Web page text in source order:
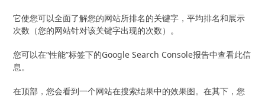
它使您可以全面了解您的网站所排名的关键字，平均排名和展示
次数（您的网站针对该关键字出现的次数）。
您可以在“性能”标签下的Google Search Console报告中查看此信
息。
在顶部，您会看到一个网站在搜索结果中的效果图。在其下，您